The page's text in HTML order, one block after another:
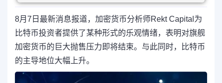
8月7日最新消息报道，加密货币分析师Rekt Capital为
比特币投资者提供了某种形式的乐观情绪，表明对旗舰
加密货币的巨大抛售压力即将结束。与此同时，比特币
的主导地位大幅上升。